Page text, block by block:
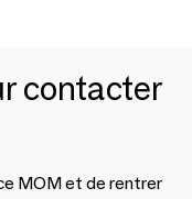
contacter
MOM et de rentrer